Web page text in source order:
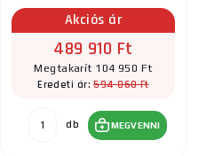
Akciós ár
489 910 Ft
Megtakarít 104 950 Ft
Eredeti ár:594 860 Ft
db MEGVENNI